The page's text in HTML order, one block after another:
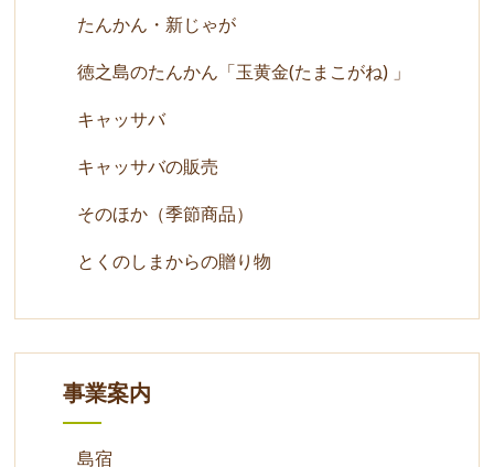
たんかん・新じゃが
徳之島のたんかん「玉黄金(たまこがね) 」
キャッサバ
キャッサバの販売
そのほか（季節商品）
とくのしまからの贈り物
事業案内
島宿